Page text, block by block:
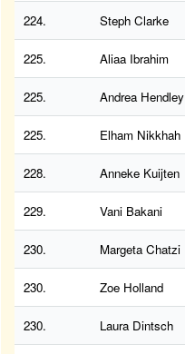
224. Steph Clarke
225. Aliaa Ibrahim
225. Andrea Hendley
225. Elham Nikkhah
228. Anneke Kuijten
229. Vani Bakani
230. Margeta Chatzi
230. Zoe Holland
230. Laura Dintsch